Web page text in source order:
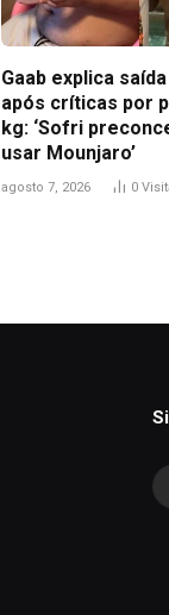
Gaab explica
após críticas por
kg: ‘Sofri
usar Mounjaro’
agosto 7, 2026 0